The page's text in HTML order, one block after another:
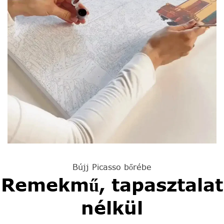
Bújj Picasso bőrébe
Remekmű, tapasztalat
nélkül